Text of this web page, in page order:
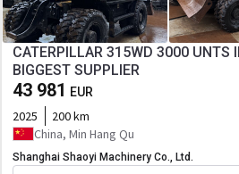
CATERPILLAR 315WD 3000 UNTS
BIGGEST SUPPLIER
43 981 EUR
2025
200 km
China, Min Hang Qu
Shanghai Shaoyi Machinery Co., Ltd.